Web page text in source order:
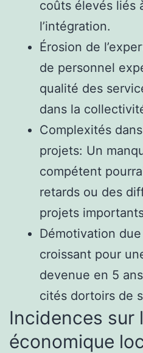
coûts élevés liés
l’intégration.
Érosion de
de personnel
qualité des
dans la
Complexités
projets: Un
compétent
retards ou des
projets
Démotivation
croissant pour
devenue en 5
cités dortoirs de
Incidences sur
économique